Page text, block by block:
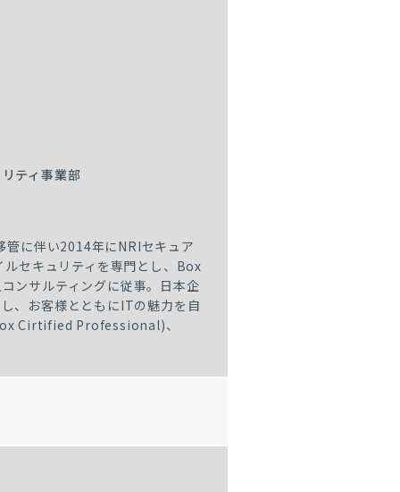
ティ事業部
管に伴い2014年にNRIセキュア
セキュリティを専門とし、Box
ンサルティングに従事。日本企
、お客様とともにITの魅力を自
Cirtified Professional)、